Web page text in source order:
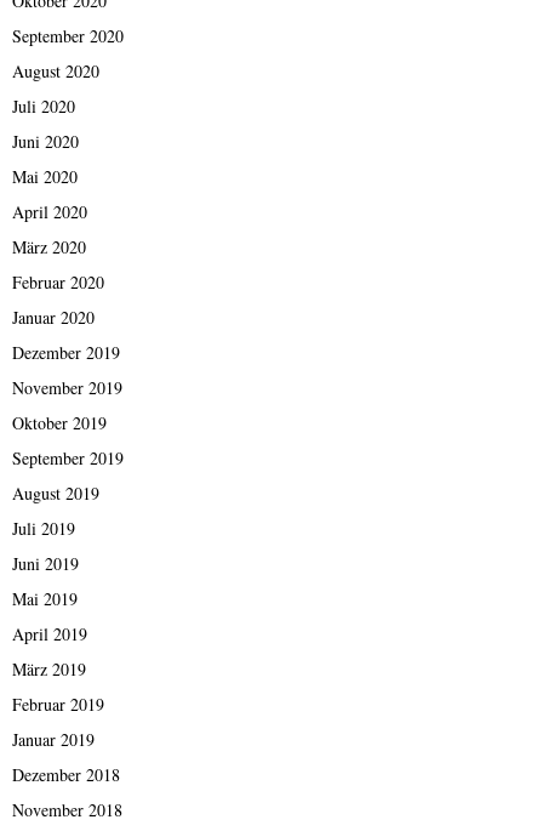
September 2020
August 2020
Juli 2020
Juni 2020
Mai 2020
April 2020
März 2020
Februar 2020
Januar 2020
Dezember 2019
November 2019
Oktober 2019
September 2019
August 2019
Juli 2019
Juni 2019
Mai 2019
April 2019
März 2019
Februar 2019
Januar 2019
Dezember 2018
November 2018